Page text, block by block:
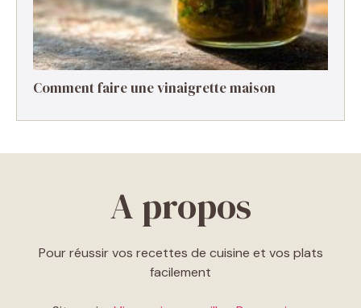
Comment faire une vinaigrette maison ​
A propos
Pour réussir vos recettes de cuisine et vos plats
facilement